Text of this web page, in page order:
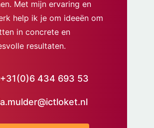
Met mijn ervaring en
help ik je om ideeën om
in concrete en
resultaten.
+31(0)6 434 693 53
a.mulder@ictloket.nl